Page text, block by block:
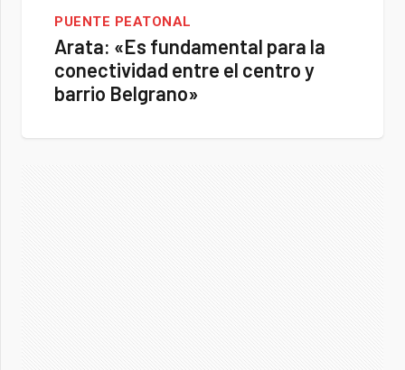
PUENTE PEATONAL
Arata: «Es fundamental para la
conectividad entre el centro y
barrio Belgrano»